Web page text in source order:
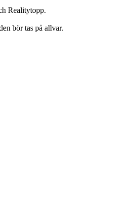
Realitytopp.
bör tas på allvar.